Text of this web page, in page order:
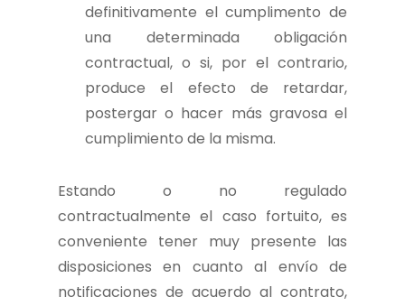
definitivamente el cumplimento de
una determinada obligación
contractual, o si, por el contrario,
produce el efecto de retardar,
postergar o hacer más gravosa el
cumplimiento de la misma.
Estando o no regulado
contractualmente el caso fortuito, es
conveniente tener muy presente las
disposiciones en cuanto al envío de
notificaciones de acuerdo al contrato,